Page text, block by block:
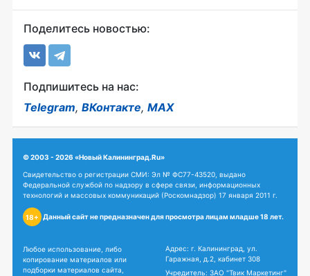
Поделитесь новостью:
Подпишитесь на нас:
Telegram, ВКонтакте, MAX
© 2003 - 2026 «Новый Калининград.Ru»
Свидетельство о регистрации СМИ: Эл № ФС77-43520, выдано
Федеральной службой по надзору в сфере связи, информационных
технологий и массовых коммуникаций (Роскомнадзор) 17 января 2011 г.
18+ Данный сайт не предназначен для просмотра лицам младше 18 лет.
Любое использование, либо
копирование материалов или
подборки материалов сайта,
Адрес: г. Калининград, ул.
Гаражная, д.2, кабинет 308
Учредитель: ЗАО "Твик Маркетинг"